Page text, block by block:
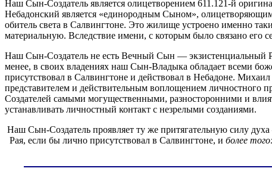
Наш Сын-Создатель является олицетворением 611.121-й
Небадонский является «единородным Сыном»,
обитель света в Салвингтоне. Это жилище устроено именно
материальную. Вследствие имени, с которым было связано его
Наш Сын-Создатель не есть Вечный Сын — экзистенциальный
менее, в своих владениях наш Сын-Владыка обладает всеми
присутствовал в Салвингтоне и действовал в Небадоне.
представителем и действительным воплощением личностного
Создателей самыми могущественными, разносторонними и
устанавливать личностный контакт с незрелыми созданиями.
Наш Сын-Создатель проявляет ту же притягательную силу
Рая, если бы лично присутствовал в Салвингтоне, и более того: